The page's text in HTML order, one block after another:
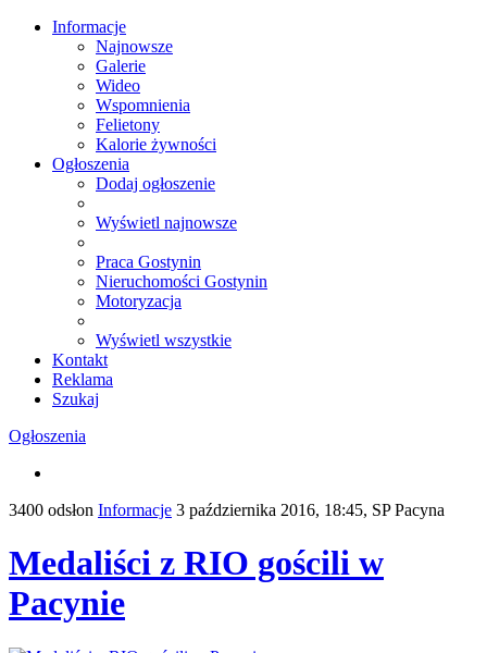
Informacje
Najnowsze
Galerie
Wideo
Wspomnienia
Felietony
Kalorie żywności
Ogłoszenia
Dodaj ogłoszenie
Wyświetl najnowsze
Praca Gostynin
Nieruchomości Gostynin
Motoryzacja
Wyświetl wszystkie
Kontakt
Reklama
Szukaj
Ogłoszenia
3400 odsłon Informacje 3 października 2016, 18:45, SP Pacyna
Medaliści z RIO gościli w
Pacynie